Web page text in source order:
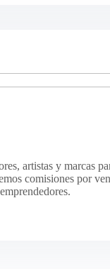
artistas y marcas
comisiones por